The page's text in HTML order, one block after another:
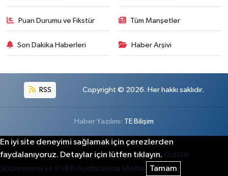
Puan Durumu ve Fikstür Tüm Manşetler
Son Dakika Haberleri Haber Arşivi
RSS Copyright © 2026. Her hakkı saklıdır.
Haber Yazılımı: TE Bilişim
En iyi site deneyimi sağlamak için çerezlerden
faydalanıyoruz. Detaylar için lütfen tıklayın. Gizlilik
Sözleşmesi ve KVKK Aydınlatma Metni
Tamam